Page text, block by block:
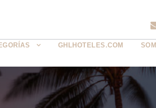
GHLHOTELES.COM